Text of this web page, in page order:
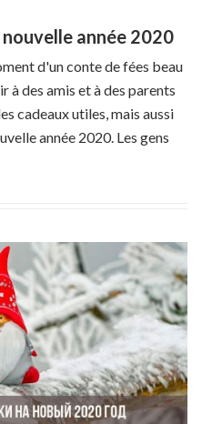
année 2020
d'un conte de fées beau
à des amis et à des parents
cadeaux utiles, mais aussi
année 2020. Les gens